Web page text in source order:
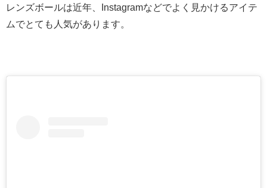
レンズボールは近年、Instagramなどでよく見かけるアイテ
ムでとても人気があります。